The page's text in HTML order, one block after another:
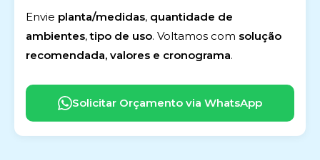
Envie planta/medidas, quantidade de
ambientes,tipo de uso. Voltamos com solução
recomendada, valores e cronograma.
Solicitar Orçamento via WhatsApp